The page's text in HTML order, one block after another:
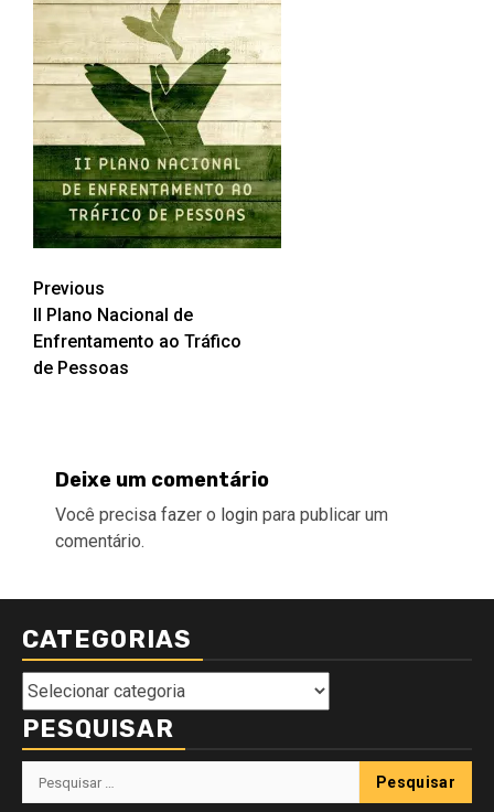
Post
navigation
Previous
II Plano Nacional de
Enfrentamento ao Tráfico
de Pessoas
Deixe um comentário
Você precisa fazer o login para publicar um
comentário.
CATEGORIAS
Categorias
PESQUISAR
Pesquisar
por: